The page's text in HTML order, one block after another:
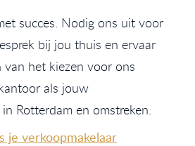
succes. Nodig ons uit voor
bij jou thuis en ervaar
het kiezen voor ons
als jouw
Rotterdam en omstreken.
je verkoopmakelaar